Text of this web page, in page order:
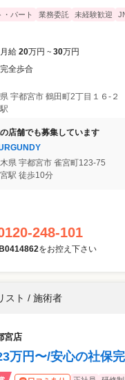
・パート 業務委託 未経験歓迎
月給 20万円 ~ 30万円
完全歩合
宇都宮市 鶴田町2丁目１６-２
店舗でも募集しています
県 宇都宮市 雀宮町123-75
駅 徒歩10分
248-101
B0414862をお控え下さい
スト / 施術者
宮店
万円〜/安心の社保